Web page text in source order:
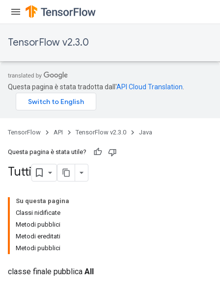
TensorFlow v2.3.0
Questa pagina è stata tradotta dall'API Cloud Translation
TensorFlow API TensorFlow v2.3.0 Java
Questa pagina è stata utile?
Tutti
Su questa pagina
Classi nidificate
Metodi pubblici
Metodi ereditati
Metodi pubblici
classe finale pubblica All